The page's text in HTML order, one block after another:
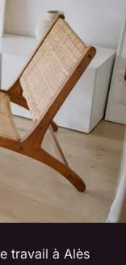
travail à Alès